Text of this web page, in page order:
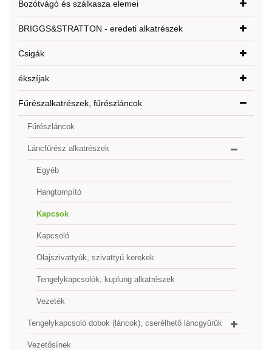
Bozótvágó és szálkasza elemei
BRIGGS&STRATTON - eredeti alkatrészek
Csigák
ékszíjak
Fűrészalkatrészek, fűrészláncok
Fűrészláncok
Láncfűrész alkatrészek
Egyéb
Hangtompító
Kapcsok
Kapcsoló
Olajszivattyúk, szivattyú kerekek
Tengelykapcsolók, kuplung alkatrészek
Vezeték
Tengelykapcsoló dobok (láncok), cserélhető láncgyűrűk
Vezetősínek